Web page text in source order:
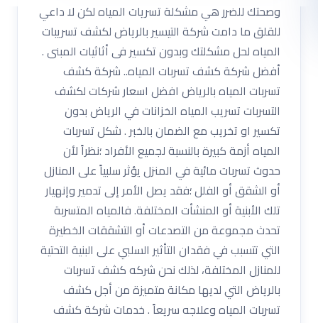
وصحتك للضرر هي مشكلة تسريات المياه لكن لا داعي
للقلق ما دامت شركة التيسير بالرياض لكشف تسريبات
المياه لحل مشكلتك وبدون تكسير فى أثاثيات المبنى .
أفضل شركة كشف تسربات المياه.. شركة كشف
تسربات المياه بالرياض افضل اسعار شركات لكشف
التسربات تسريب المياه الخزانات في الرياض بدون
تكسير او تخريب مع الضمان بالخبر . شكل تسربات
المياه أزمة كبيرة بالنسبة لجميع الأفراد ؛نظراً لأن
حدوث تسربات مائية في المنزل يؤثر سلبياً على المنازل
أو الشقق أو الفلل ؛فقد يصل الأمر إلى تدمير وإنهيار
تلك الأبنية أو المنشأت المختلفة. فالمياه المتسربة
تحدث مجموعة من التصدعات أو التشققات الخطيرة
التي تتسبب في فقدان التأثير السلبي على البنية التحتية
للمنازل المختلفة، لذلك نحن شركه كشف تسربات
بالرياض التي لديها مكانة متميزة من أجل كشف
تسربات المياه وعلاجه سريعاً . خدمات شركة كشف